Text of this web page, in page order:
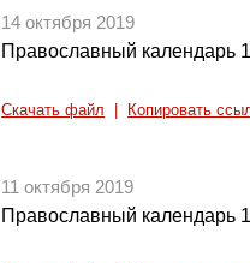
14 октября 2019
Православный календарь
Скачать файл Копировать
11 октября 2019
Православный календарь